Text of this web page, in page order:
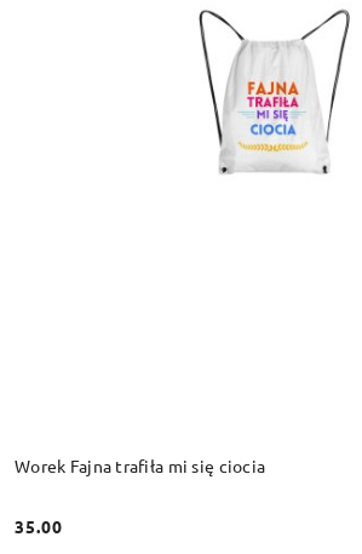
Worek Fajna trafiła mi się ciocia
Cena:
35.00